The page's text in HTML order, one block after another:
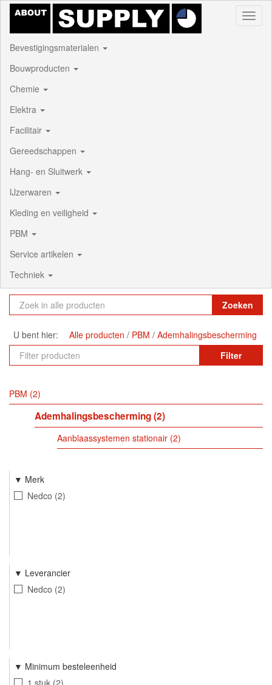
Bevestigingsmaterialen
Bouwproducten
Chemie
Elektra
Facilitair
Gereedschappen
Hang- en Sluitwerk
IJzerwaren
Kleding en veiligheid
PBM
Service artikelen
Techniek
Zoeken
U bent hier: Alle producten PBM
Ademhalingsbescherming
Filter
PBM 2
Ademhalingsbescherming 2
Aanblaassystemen stationair 2
Merk
Nedco 2
Leverancier
Nedco 2
Minimum besteleenheid
1 stuk 2